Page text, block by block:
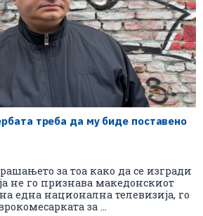
треба да му биде поставено
за тоа како да се изгради
не го признава македонскиот
една национална телевизија, го
за ...